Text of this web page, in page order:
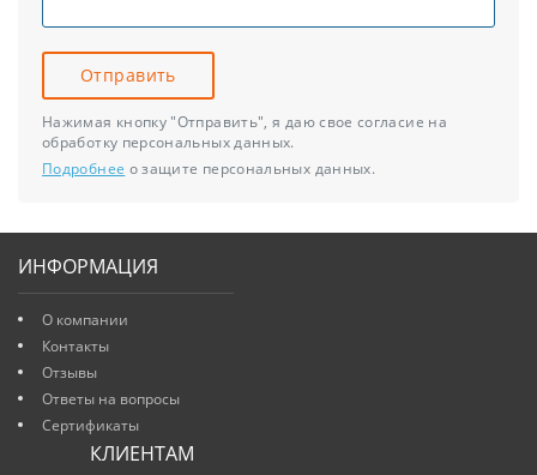
Отправить
Нажимая кнопку "Отправить", я даю свое согласие на
обработку персональных данных.
Подробнее о защите персональных данных.
ИНФОРМАЦИЯ
О компании
Контакты
Отзывы
Ответы на вопросы
Сертификаты
КЛИЕНТАМ